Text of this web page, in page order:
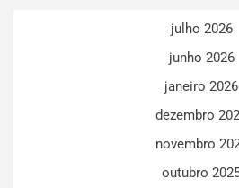
julho 2026
junho 2026
janeiro 2026
dezembro
novembro
outubro